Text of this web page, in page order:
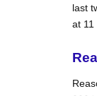
last
at 11